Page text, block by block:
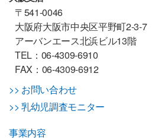
〒541-0046
大阪府大阪市中央区平野町2-3-7
アーバンエース北浜ビル13階
TEL：06-4309-6910
FAX：06-4309-6912
>> お問い合わせ
>> 乳幼児調査モニター
事業内容